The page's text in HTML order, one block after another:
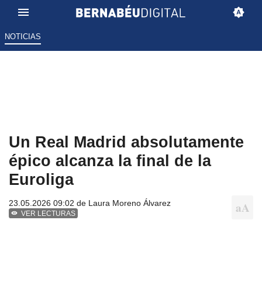
NOTICIAS
Un Real Madrid absolutamente
épico alcanza la final de la
Euroliga
23.05.2026 09:02 de Laura Moreno Álvarez
VER LECTURAS